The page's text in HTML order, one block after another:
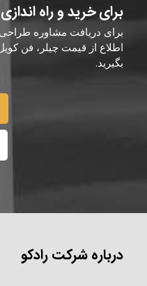
برای خرید و راه
برای دریافت مشاوره
اطلاع از قیمت چیلر، فن
بگیرید.
درباره شرکت رادکو